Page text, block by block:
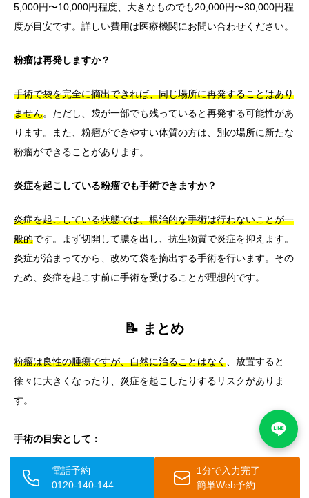
5,000円〜10,000円程度、大きなものでも20,000円〜30,000円程
度が目安です。詳しい費用は医療機関にお問い合わせください。
粉瘤は再発しますか？
手術で袋を完全に摘出できれば、同じ場所に再発することはあり
ません。ただし、袋が一部でも残っていると再発する可能性があ
ります。また、粉瘤ができやすい体質の方は、別の場所に新たな
粉瘤ができることがあります。
炎症を起こしている粉瘤でも手術できますか？
炎症を起こしている状態では、根治的な手術は行わないことが一
般的です。まず切開して膿を出し、抗生物質で炎症を抑えます。
炎症が治まってから、改めて袋を摘出する手術を行います。その
ため、炎症を起こす前に手術を受けることが理想的です。
📝 まとめ
粉瘤は良性の腫瘍ですが、自然に治ることはなく 、放置すると
徐々に大きくなったり、炎症を起こしたりするリスクがありま
す。
手術の目安として：
一般的に2センチメートルを超えたら積極的に手術を検討
電話予約
0120-140-144
1分で入力完了
簡単Web予約